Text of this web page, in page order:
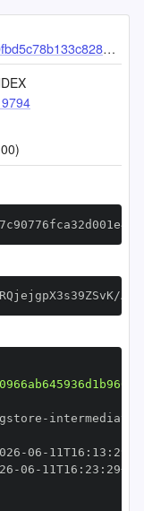
-
-06 - 11T16 : 13 :
-06 - 11T16 : 23 : 29+00